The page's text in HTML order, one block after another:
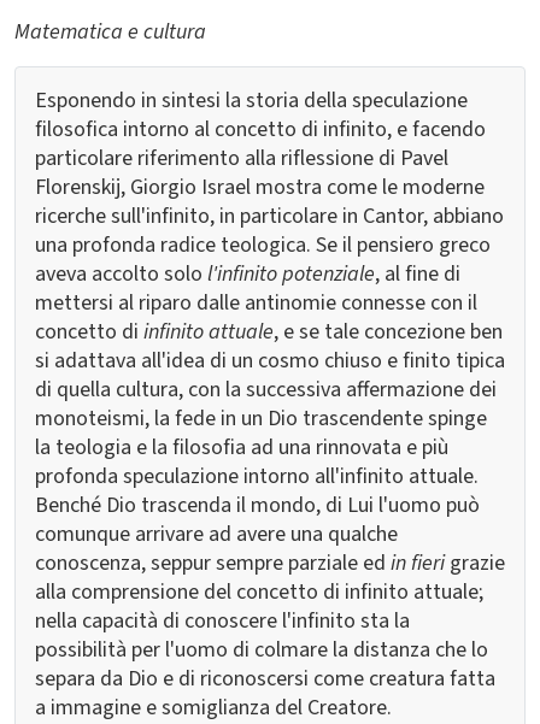
Matematica e cultura
Esponendo in sintesi la storia della speculazione
filosofica intorno al concetto di infinito, e facendo
particolare riferimento alla riflessione di Pavel
Florenskij, Giorgio Israel mostra come le moderne
ricerche sull'infinito, in particolare in Cantor, abbiano
una profonda radice teologica. Se il pensiero greco
aveva accolto solo l'infinito potenziale, al fine di
mettersi al riparo dalle antinomie connesse con il
concetto di infinito attuale, e se tale concezione ben
si adattava all'idea di un cosmo chiuso e finito tipica
di quella cultura, con la successiva affermazione dei
monoteismi, la fede in un Dio trascendente spinge
la teologia e la filosofia ad una rinnovata e più
profonda speculazione intorno all'infinito attuale.
Benché Dio trascenda il mondo, di Lui l'uomo può
comunque arrivare ad avere una qualche
conoscenza, seppur sempre parziale ed in fierigrazie
alla comprensione del concetto di infinito attuale;
nella capacità di conoscere l'infinito sta la
possibilità per l'uomo di colmare la distanza che lo
separa da Dio e di riconoscersi come creatura fatta
a immagine e somiglianza del Creatore.